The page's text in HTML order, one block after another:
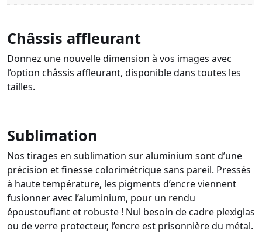
Châssis affleurant
Donnez une nouvelle dimension à vos images avec
l’option châssis affleurant, disponible dans toutes les
tailles.
Sublimation
Nos tirages en sublimation sur aluminium sont d’une
précision et finesse colorimétrique sans pareil. Pressés
à haute température, les pigments d’encre viennent
fusionner avec l’aluminium, pour un rendu
époustouflant et robuste ! Nul besoin de cadre plexiglas
ou de verre protecteur, l’encre est prisonnière du métal.